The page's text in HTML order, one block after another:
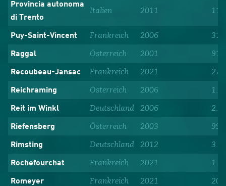
Provincia autonoma
di Trento
Italien 2011
Puy-Saint-Vincent Frankreich 2006 319
Raggal Österreich 2001 914
Recoubeau-Jansac Frankreich 2021 276
Reichraming Österreich 2006
Reit im Winkl Deutschland 2006
Riefensberg Österreich 2003 998
Rimsting Deutschland 2012
Rochefourchat Frankreich 2021 1
Romeyer Frankreich 2021 205